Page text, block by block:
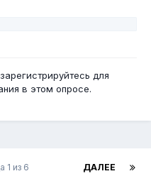
зарегистрируйтесь для
в этом опросе.
ДАЛЕЕ
1 из 6